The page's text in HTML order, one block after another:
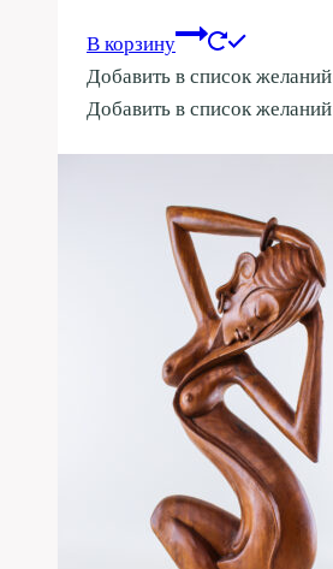
В корзину
Добавить в список желаний
Добавить в список желаний